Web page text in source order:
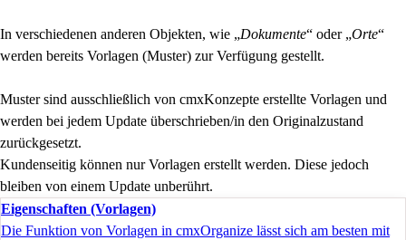
In verschiedenen anderen Objekten, wie „Dokumente“ oder „Orte“
werden bereits Vorlagen (Muster) zur Verfügung gestellt.
Muster sind ausschließlich von cmxKonzepte erstellte Vorlagen und
werden bei jedem Update überschrieben/in den Originalzustand
zurückgesetzt.
Kundenseitig können nur Vorlagen erstellt werden. Diese jedoch
bleiben von einem Update unberührt.
Eigenschaften (Vorlagen)
Die Funktion von Vorlagen in cmxOrganize lässt sich am besten mit